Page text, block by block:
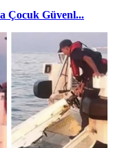
Çocuk Güvenl...